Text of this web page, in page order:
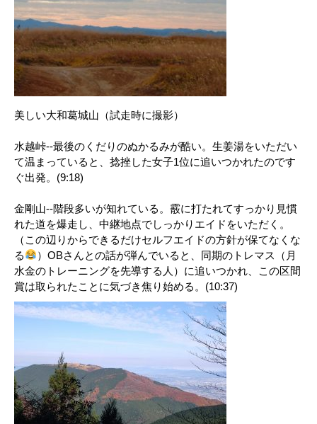
美しい大和葛城山（試走時に撮影）
水越峠--最後のくだりのぬかるみが酷い。生姜湯をいただい
て温まっていると、捻挫した女子1位に追いつかれたのです
ぐ出発。(9:18)
金剛山--階段多いが知れている。霰に打たれてすっかり見慣
れた道を爆走し、中継地点でしっかりエイドをいただく。
（この辺りからできるだけセルフエイドの方針が保てなくな
る
）OBさんとの話が弾んでいると、同期のトレマス（月
水金のトレーニングを先導する人）に追いつかれ、この区間
賞は取られたことに気づき焦り始める。(10:37)